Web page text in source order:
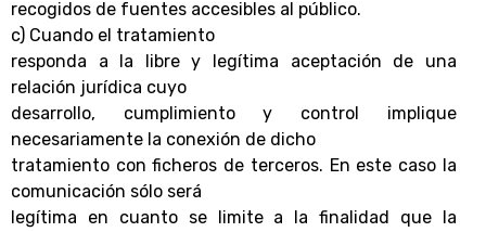
recogidos de fuentes accesibles al público.
c) Cuando el tratamiento
responda a la libre y legítima aceptación de una
relación jurídica cuyo
desarrollo, cumplimiento y control implique
necesariamente la conexión de dicho
tratamiento con ficheros de terceros. En este caso la
comunicación sólo será
legítima en cuanto se limite a la finalidad que la